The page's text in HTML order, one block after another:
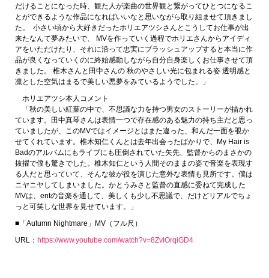
だけることになった時、観た人が楽曲の世界観と繋がってひとつになるこ
とができるような作品になればいいなと思いながら取り組ませて頂きまし
た。 小さい頃から大好きだったホリエアツシさんとこうしてお仕事が出
来たなんて夢みたいで、 MVを作っていく過程でホリエさんからアイディ
アをいただけたり、それに沿って忠実にブラッシュアップすると本当に作
品が良くなっていくのに終始感動しながら自分自身楽しくお仕事させて頂
きました。 椎木さんと田中さんの 秋のやさしい光に包まれる姿 透明感と
凛とした空気はまるで美しい悪夢をみているようでした。」
ホリエアツシ本人コメント
「秋の美しい紅葉の中で、不思議な力を持つ男女のストーリーが描かれ
ています。田中真琴さんは表情一つで存在感のある魅力の持ち主だと思っ
ていましたが、このMVではイメージとはまた違った、和んだ一面を覗か
せてくれています。椎木知仁くんとは去年出会ったばかりで、My Hair is
Badのアルバムにもライブにも圧倒されていた矢先、監督からのまさかの
抜擢で僕も驚きでした。椎木知仁という人間そのままの姿で音楽を表現す
る人だと思っていて、そんな彼が役を演じた意外な表情も見所です。僕は
ニヤニヤしてしまいました。かとうみさと監督の直感に委ねて完成した
MVは、entの音楽を通して、美しくも少し不思議で、だけどリアルでちょ
っと可笑しな世界を見せています。」
■「Autumn Nightmare」MV（フル尺）
URL： https://www.youtube.com/watch?v=8ZvlOrqiGD4